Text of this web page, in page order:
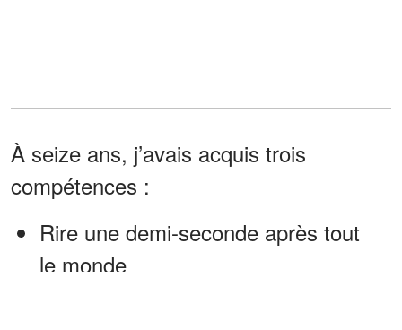
À seize ans, j’avais acquis trois
compétences :
Rire une demi-seconde après tout
le monde